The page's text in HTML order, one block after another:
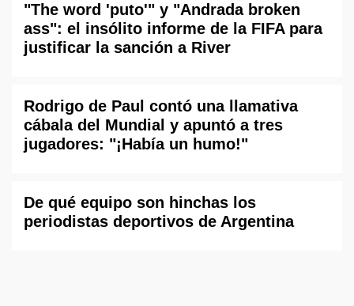
"The word 'puto'" y "Andrada broken
ass": el insólito informe de la FIFA para
justificar la sanción a River
Rodrigo de Paul contó una llamativa
cábala del Mundial y apuntó a tres
jugadores: "¡Había un humo!"
De qué equipo son hinchas los
periodistas deportivos de Argentina